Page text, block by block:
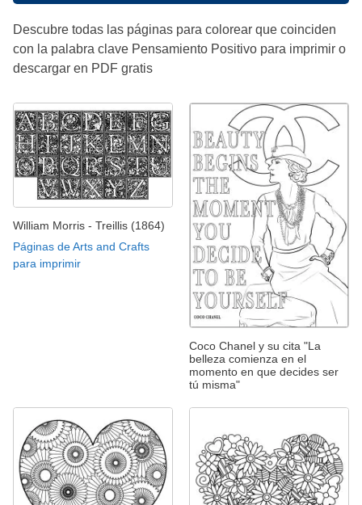
Descubre todas las páginas para colorear que coinciden
con la palabra clave Pensamiento Positivo para imprimir o
descargar en PDF gratis
William Morris - Treillis (1864)
Páginas de Arts and Crafts
para imprimir
Coco Chanel y su cita "La
belleza comienza en el
momento en que decides ser
tú misma"